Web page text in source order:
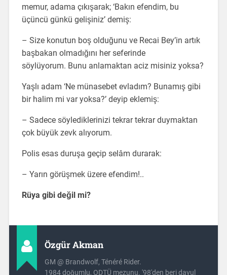
memur, adama çıkışarak; ‘Bakın efendim, bu
üçüncü günkü gelişiniz’ demiş:
– Size konutun boş olduğunu ve Recai Bey’in artık
başbakan olmadığını her seferinde
söylüyorum. Bunu anlamaktan aciz misiniz yoksa?
Yaşlı adam ‘Ne münasebet evladım? Bunamış gibi
bir halim mi var yoksa?’ deyip eklemiş:
– Sadece söylediklerinizi tekrar tekrar duymaktan
çok büyük zevk alıyorum.
Polis esas duruşa geçip selâm durarak:
– Yarın görüşmek üzere efendim!..
Rüya gibi değil mi?
Özgür Akman
GM @ Brandwolf, Ténéré Rider.
1984 doğumlu, ODTÜ mezunu. '98'den beri davul